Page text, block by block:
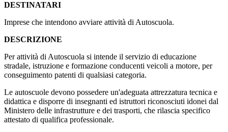
DESTINATARI
Imprese che intendono avviare attività di Autoscuola.
DESCRIZIONE
Per attività di Autoscuola si intende il servizio di educazione
stradale, istruzione e formazione conducenti veicoli a motore, per
conseguimento patenti di qualsiasi categoria.
Le autoscuole devono possedere un'adeguata attrezzatura tecnica e
didattica e disporre di insegnanti ed istruttori riconosciuti idonei dal
Ministero delle infrastrutture e dei trasporti, che rilascia specifico
attestato di qualifica professionale.